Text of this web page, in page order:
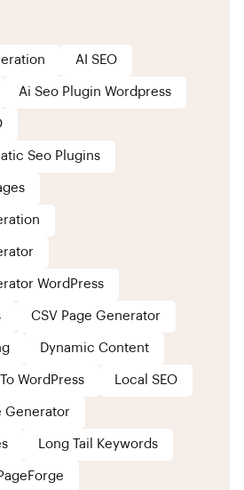
AI SEO
Ai Seo Plugin Wordpress
Seo Plugins
WordPress
CSV Page Generator
Dynamic Content
WordPress Local SEO
Generator
Long Tail Keywords